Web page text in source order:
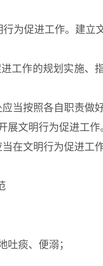
为促进工作。建立
工作的规划实施、
应当按照各自职责做
文明行为促进工作
在文明行为促进工
痰、便溺；